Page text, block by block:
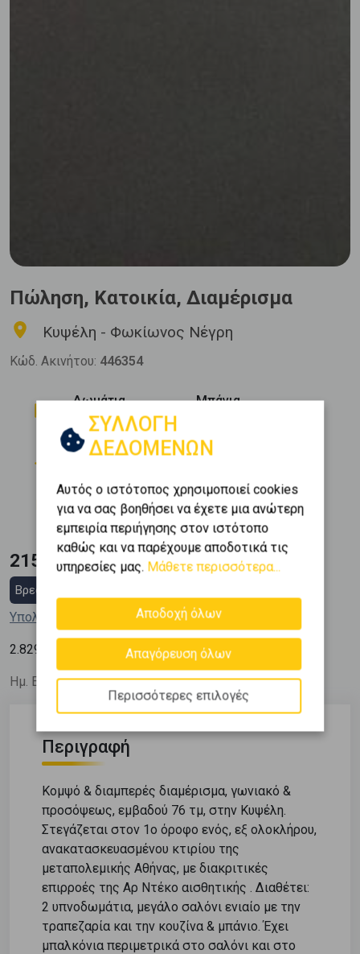
Πώληση, Κατοικία, Διαμέρισμα
Κυψέλη - Φωκίωνος Νέγρη
Κώδ. Ακινήτου: 446354
Δωμάτια
Μπάνια
Όροφος
Εμβαδόν
Κατασκευή
1960
215.000 €
Βρες στεγαστικό δάνειο
Υπολόγισε τη δόση μου
2.829
Ημ. Ενημέρωσης: 28/05/26
Περιγραφή
Κομψό & διαμπερές διαμέρισμα, γωνιακό &
προσόψεως, εμβαδού 76 τμ, στην Κυψέλη.
Στεγάζεται στον 1ο όροφο ενός, εξ ολοκλήρου,
ανακατασκευασμένου κτιρίου της
μεταπολεμικής Αθήνας, με διακριτικές
επιρροές της Αρ Ντέκο αισθητικής . Διαθέτει:
2 υπνοδωμάτια, μεγάλο σαλόνι ενιαίο με την
τραπεζαρία και την κουζίνα & μπάνιο. Έχει
μπαλκόνια περιμετρικά στο σαλόνι και στο
ΣΥΛΛΟΓΗ
ΔΕΔΟΜΕΝΩΝ
Αυτός ο ιστότοπος χρησιμοποιεί cookies
για να σας βοηθήσει να έχετε μια ανώτερη
εμπειρία περιήγησης στον ιστότοπο
καθώς και να παρέχουμε αποδοτικά τις
υπηρεσίες μας. Μάθετε περισσότερα...
Αποδοχή όλων
Απαγόρευση όλων
Περισσότερες επιλογές